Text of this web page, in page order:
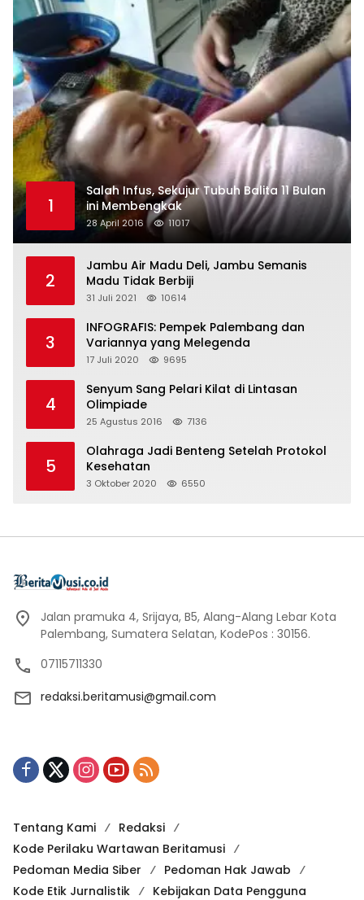
1
Salah Infus, Sekujur Tubuh Balita 11 Bulan
ini Membengkak
28 April 2016 11017
2
Jambu Air Madu Deli, Jambu Semanis
Madu Tidak Berbiji
31 Juli 2021 10614
3
INFOGRAFIS: Pempek Palembang dan
Variannya yang Melegenda
17 Juli 2020 9695
4
Senyum Sang Pelari Kilat di Lintasan
Olimpiade
25 Agustus 2016 7136
5
Olahraga Jadi Benteng Setelah Protokol
Kesehatan
3 Oktober 2020 6550
Jalan pramuka 4, Srijaya, B5, Alang-Alang Lebar Kota
Palembang, Sumatera Selatan, KodePos : 30156.
07115711330
redaksi.beritamusi@gmail.com
Tentang Kami
Redaksi
Kode Perilaku Wartawan Beritamusi
Pedoman Media Siber
Pedoman Hak Jawab
Kode Etik Jurnalistik
Kebijakan Data Pengguna